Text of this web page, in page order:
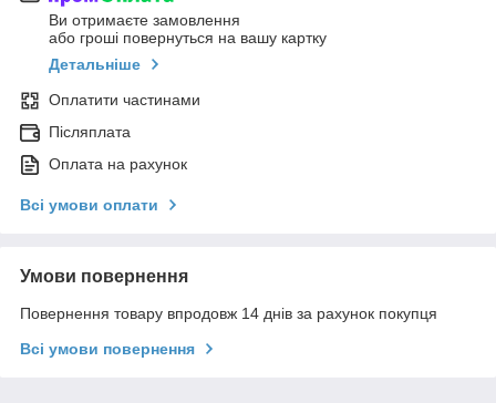
Ви отримаєте замовлення
або гроші повернуться на вашу картку
Детальніше
Оплатити частинами
Післяплата
Оплата на рахунок
Всі умови оплати
Умови повернення
Повернення товару впродовж 14 днів за рахунок покупця
Всі умови повернення